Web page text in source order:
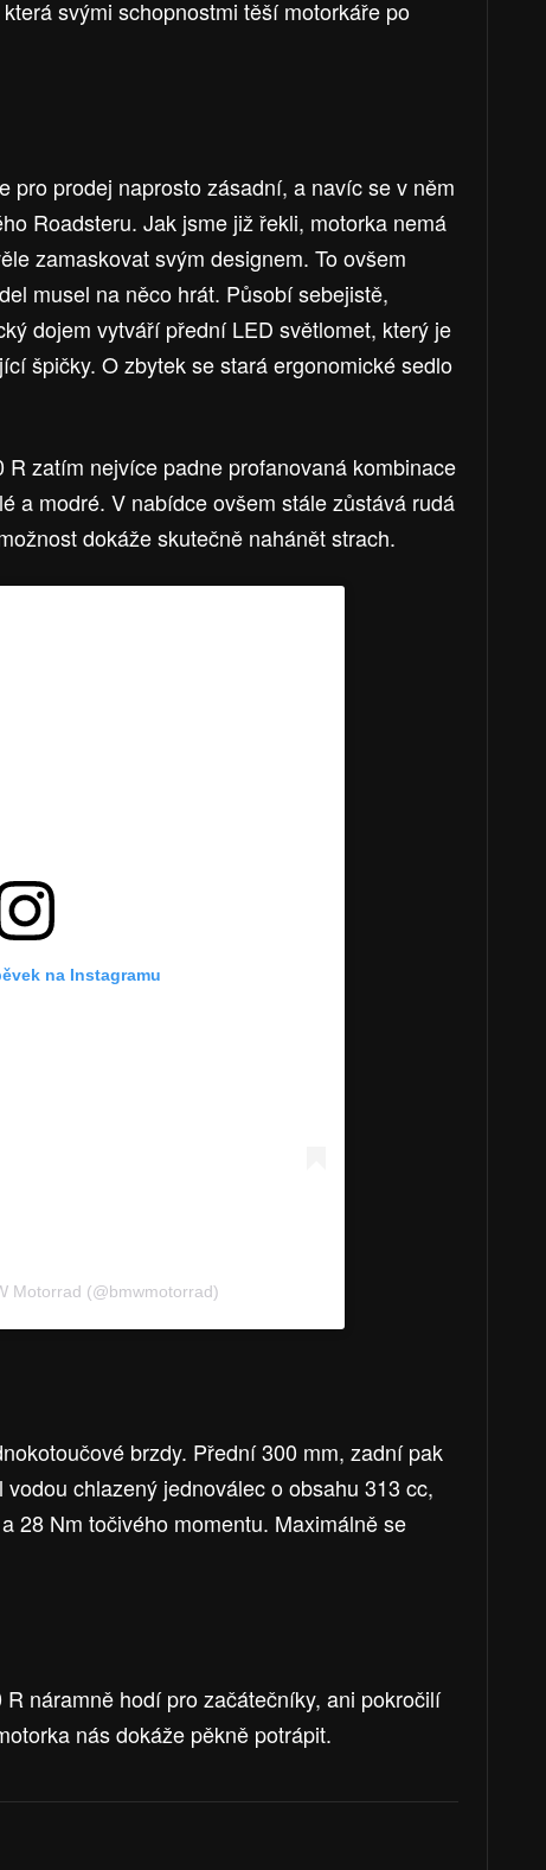
svými schopnostmi těší motorkáře po
pro prodej naprosto zásadní, a navíc se v něm
Roadsteru. Jak jsme již řekli, motorka nemá
zamaskovat svým designem. To ovšem
musel na něco hrát. Působí sebejistě,
dojem vytváří přední LED světlomet, který je
špičky. O zbytek se stará ergonomické sedlo
zatím nejvíce padne profanovaná kombinace
a modré. V nabídce ovšem stále zůstává rudá
dokáže skutečně nahánět strach.
na Instagramu
Motorrad (@bmwmotorrad)
brzdy. Přední 300 mm, zadní pak
chlazený jednoválec o obsahu 313 cc,
28 Nm točivého momentu. Maximálně se
náramně hodí pro začátečníky, ani pokročilí
nás dokáže pěkně potrápit.